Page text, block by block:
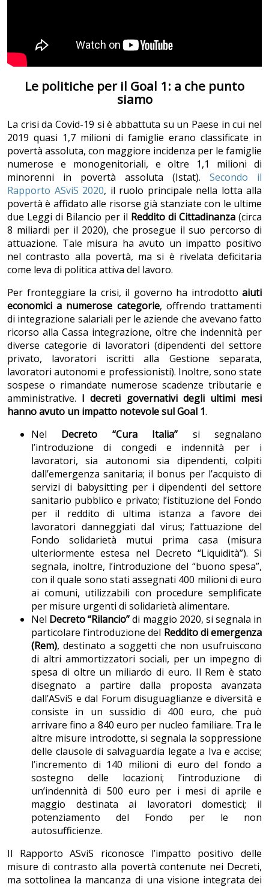
Le politiche per il Goal 1: a che punto
siamo
La crisi da Covid-19 si è abbattuta su un Paese in cui nel
2019 quasi 1,7 milioni di famiglie erano classificate in
povertà assoluta, con maggiore incidenza per le famiglie
numerose e monogenitoriali, e oltre 1,1 milioni di
minorenni in povertà assoluta (Istat). Secondo il
Rapporto ASviS 2020, il ruolo principale nella lotta alla
povertà è affidato alle risorse già stanziate con le ultime
due Leggi di Bilancio per il Reddito di Cittadinanza (circa
8 miliardi per il 2020), che prosegue il suo percorso di
attuazione. Tale misura ha avuto un impatto positivo
nel contrasto alla povertà, ma si è rivelata deficitaria
come leva di politica attiva del lavoro.
Per fronteggiare la crisi, il governo ha introdotto aiuti
economici a numerose categorie, offrendo trattamenti
di integrazione salariali per le aziende che avevano fatto
ricorso alla Cassa integrazione, oltre che indennità per
diverse categorie di lavoratori (dipendenti del settore
privato, lavoratori iscritti alla Gestione separata,
lavoratori autonomi e professionisti). Inoltre, sono state
sospese o rimandate numerose scadenze tributarie e
amministrative. I decreti governativi degli ultimi mesi
hanno avuto un impatto notevole sul Goal 1.
Nel Decreto “Cura Italia” si segnalano
l’introduzione di congedi e indennità per i
lavoratori, sia autonomi sia dipendenti, colpiti
dall’emergenza sanitaria; il bonus per l’acquisto di
servizi di babysitting per i dipendenti del settore
sanitario pubblico e privato; l’istituzione del Fondo
per il reddito di ultima istanza a favore dei
lavoratori danneggiati dal virus; l’attuazione del
Fondo solidarietà mutui prima casa (misura
ulteriormente estesa nel Decreto “Liquidità”). Si
segnala, inoltre, l’introduzione del “buono spesa”,
con il quale sono stati assegnati 400 milioni di euro
ai comuni, utilizzabili con procedure semplificate
per misure urgenti di solidarietà alimentare.
Nel Decreto “Rilancio”di maggio 2020, si segnala in
particolare l’introduzione del Reddito di emergenza
(Rem), destinato a soggetti che non usufruiscono
di altri ammortizzatori sociali, per un impegno di
spesa di oltre un miliardo di euro. Il Rem è stato
disegnato a partire dalla proposta avanzata
dall’ASviS e dal Forum disuguaglianze e diversità e
consiste in un sussidio di 400 euro, che può
arrivare fino a 840 euro per nucleo familiare. Tra le
altre misure introdotte, si segnala la soppressione
delle clausole di salvaguardia legate a Iva e accise;
l’incremento di 140 milioni di euro del fondo a
sostegno delle locazioni; l’introduzione di
un’indennità di 500 euro per i mesi di aprile e
maggio destinata ai lavoratori domestici; il
potenziamento del Fondo per le non
autosufficienze.
Il Rapporto ASviS riconosce l’impatto positivo delle
misure di contrasto alla povertà contenute nei Decreti,
ma sottolinea la mancanza di una visione integrata dei